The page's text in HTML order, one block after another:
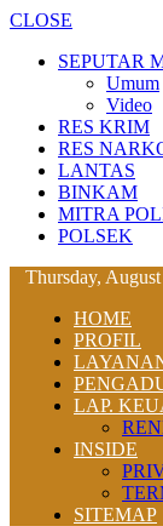
CLOSE
SEPUTAR
Umum
Video
RES KRIM
RES
LANTAS
BINKAM
MITRA
POLSEK
Thursday,
HOME
PROFIL
LAP.
INSIDE
SITEMAP